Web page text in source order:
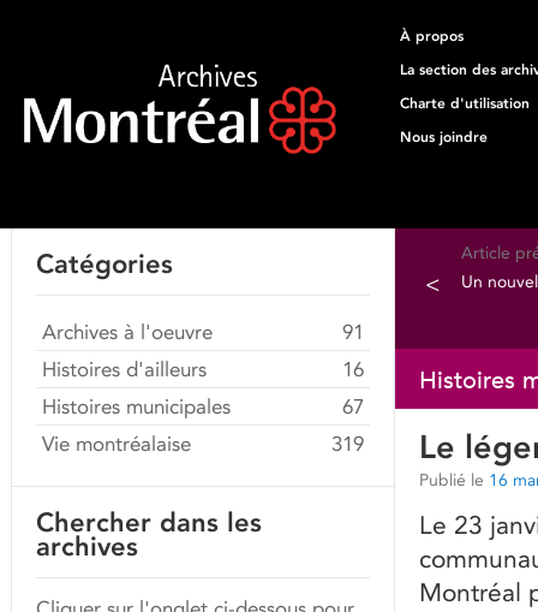
À propos
La section des
Charte d'utilisation
Nous joindre
Article
< Un
Histoires
Le
Publié le 16
Le 23
Montréal
Catégories
Archives à l'oeuvre
91
Histoires d'ailleurs
16
Histoires municipales
67
Vie montréalaise
319
Chercher dans les
archives